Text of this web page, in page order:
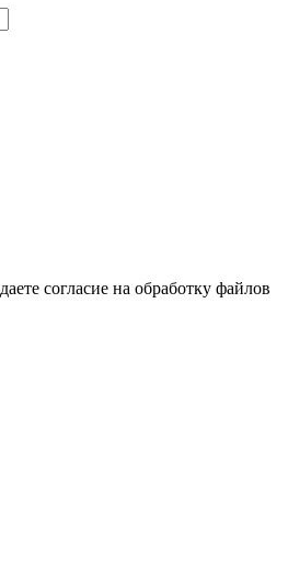
согласие на обработку файлов